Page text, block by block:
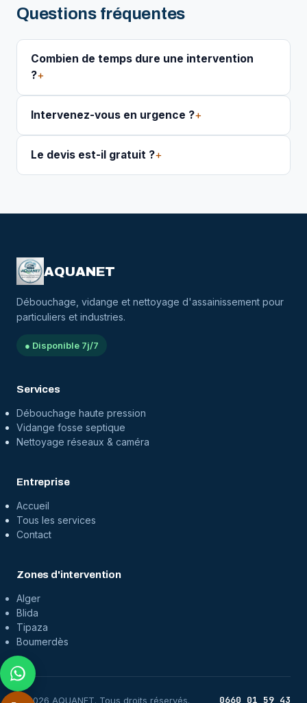
Questions fréquentes
Combien de temps dure une intervention
?
Intervenez-vous en urgence ?
Le devis est-il gratuit ?
AQUANET
Débouchage, vidange et nettoyage d'assainissement pour
particuliers et industries.
● Disponible 7j/7
Services
Débouchage haute pression
Vidange fosse septique
Nettoyage réseaux & caméra
Entreprise
Accueil
Tous les services
Contact
Zones d'intervention
Alger
Blida
Tipaza
Boumerdès
2026 AQUANET. Tous droits réservés. 0660 01 59 43